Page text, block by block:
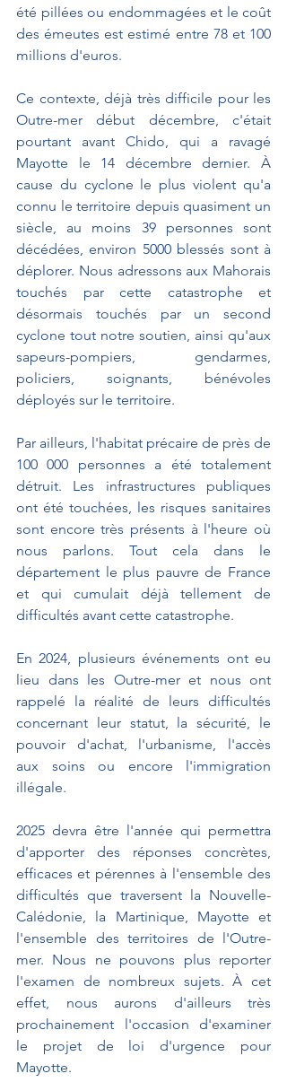
été pillées ou endommagées et le coût
des émeutes est estimé entre 78 et 100
millions d'euros.
Ce contexte, déjà très difficile pour les
Outre-mer début décembre, c'était
pourtant avant Chido, qui a ravagé
Mayotte le 14 décembre dernier. À
cause du cyclone le plus violent qu'a
connu le territoire depuis quasiment un
siècle, au moins 39 personnes sont
décédées, environ 5000 blessés sont à
déplorer. Nous adressons aux Mahorais
touchés par cette catastrophe et
désormais touchés par un second
cyclone tout notre soutien, ainsi qu'aux
sapeurs-pompiers, gendarmes,
policiers, soignants, bénévoles
déployés sur le territoire.
Par ailleurs, l'habitat précaire de près de
100 000 personnes a été totalement
détruit. Les infrastructures publiques
ont été touchées, les risques sanitaires
sont encore très présents à l'heure où
nous parlons. Tout cela dans le
département le plus pauvre de France
et qui cumulait déjà tellement de
difficultés avant cette catastrophe.
En 2024, plusieurs événements ont eu
lieu dans les Outre-mer et nous ont
rappelé la réalité de leurs difficultés
concernant leur statut, la sécurité, le
pouvoir d'achat, l'urbanisme, l'accès
aux soins ou encore l'immigration
illégale.
2025 devra être l'année qui permettra
d'apporter des réponses concrètes,
efficaces et pérennes à l'ensemble des
difficultés que traversent la Nouvelle-
Calédonie, la Martinique, Mayotte et
l'ensemble des territoires de l'Outre-
mer. Nous ne pouvons plus reporter
l'examen de nombreux sujets. À cet
effet, nous aurons d'ailleurs très
prochainement l'occasion d'examiner
le projet de loi d'urgence pour
Mayotte.